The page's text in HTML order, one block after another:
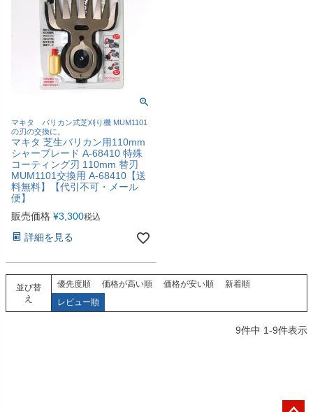
マキタ バリカン式芝刈り機 MUM1101
の刃の交換に。
マキタ 芝生バリカン用110mm
シャーブレード A-68410 特殊
コーティング刃 110mm 替刃
MUM1101交換用 A-68410【送
料無料】【代引不可・メール
便】
販売価格 ¥3,300税込
詳細を見る
並び替
え
優先度順 価格が高い順 価格が安い順
新着順
レビュー順
9件中 1-9件表示